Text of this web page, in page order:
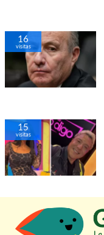
16
visitas
15
visitas